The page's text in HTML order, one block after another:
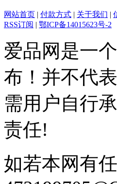
网站首页 | 付款方式 | 关于我们 |
RSS订阅 | 鄂ICP备14015623号-2
爱品网是一
布！并不代
需用户自行
责任!
如若本网有